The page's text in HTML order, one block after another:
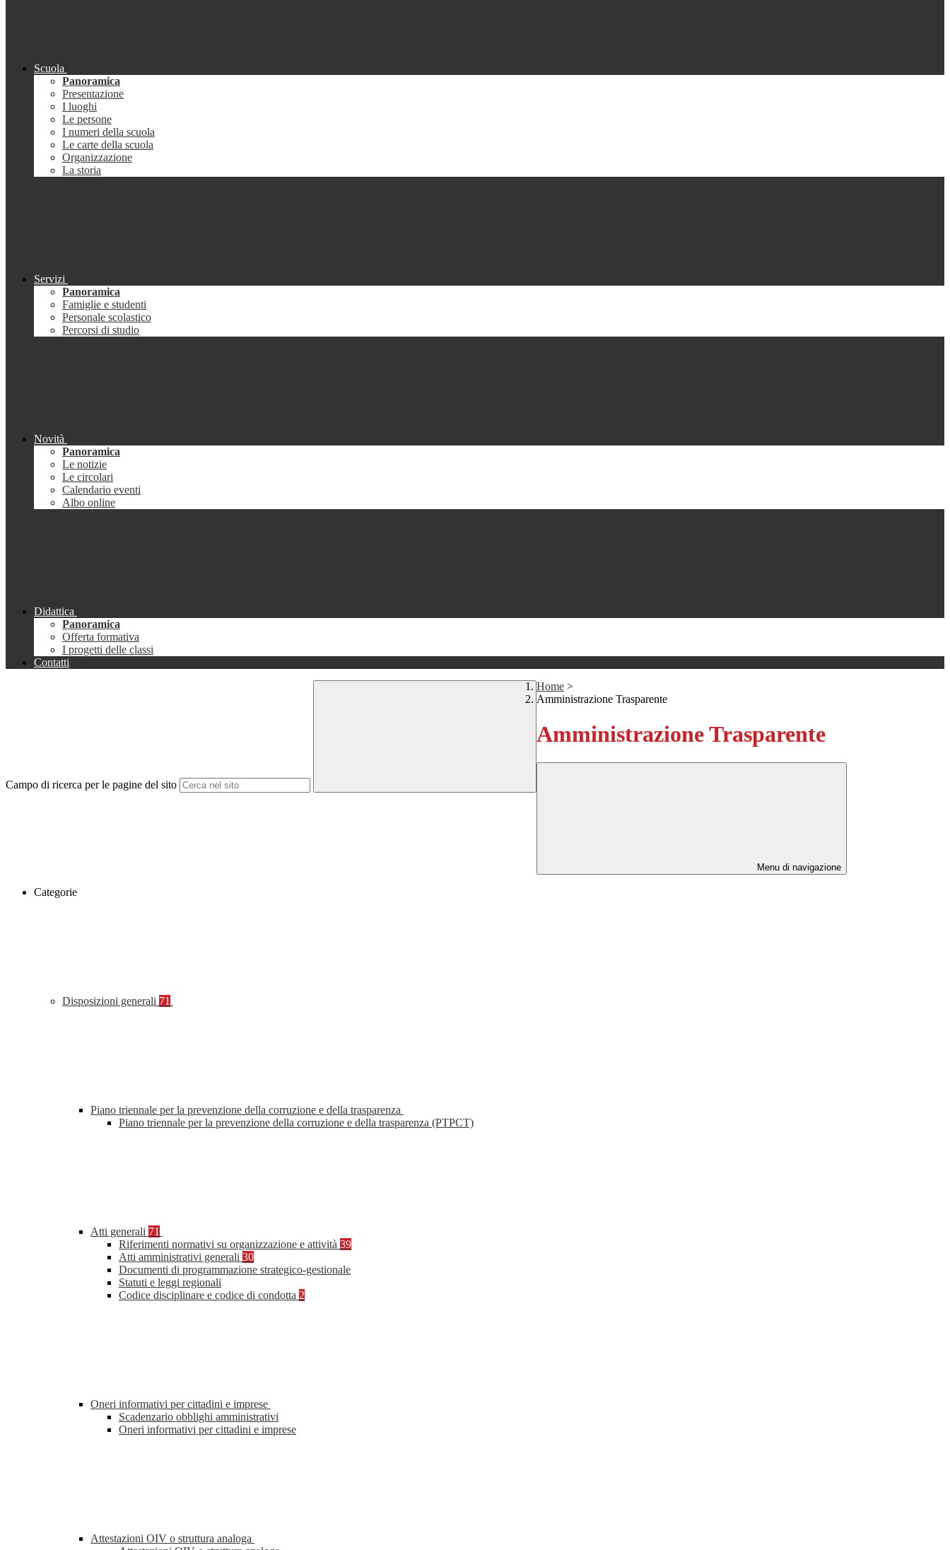
Scuola
Panoramica
Presentazione
I luoghi
Le persone
I numeri della scuola
Le carte della scuola
Organizzazione
La storia
Servizi
Panoramica
Famiglie e studenti
Personale scolastico
Percorsi di studio
Novità
Panoramica
Le notizie
Le circolari
Calendario eventi
Albo online
Didattica
Panoramica
Offerta formativa
I progetti delle classi
Contatti
Campo di ricerca per le pagine del sito
Home >
Amministrazione Trasparente
Amministrazione Trasparente
Menu di navigazione
Categorie
Disposizioni generali 71
Piano triennale per la prevenzione della corruzione e della trasparenza
Piano triennale per la prevenzione della corruzione e della trasparenza (PTPCT)
Atti generali 71
Riferimenti normativi su organizzazione e attività 39
Atti amministrativi generali 30
Documenti di programmazione strategico-gestionale
Statuti e leggi regionali
Codice disciplinare e codice di condotta 2
Oneri informativi per cittadini e imprese
Scadenzario obblighi amministrativi
Oneri informativi per cittadini e imprese
Attestazioni OIV o struttura analoga